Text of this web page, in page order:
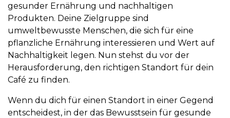
gesunder Ernährung und nachhaltigen
Produkten. Deine Zielgruppe sind
umweltbewusste Menschen, die sich für eine
pflanzliche Ernährung interessieren und Wert auf
Nachhaltigkeit legen. Nun stehst du vor der
Herausforderung, den richtigen Standort für dein
Café zu finden.
Wenn du dich für einen Standort in einer Gegend
entscheidest, in der das Bewusstsein für gesunde